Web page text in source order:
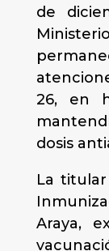
de
26, en
dosis
La
Araya,